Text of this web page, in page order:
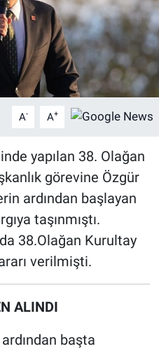
A- A+
yapılan 38. Olağan
görevine Özgür
ardından başlayan
taşınmıştı.
38.Olağan Kurultay
verilmişti.
ALINDI
başta